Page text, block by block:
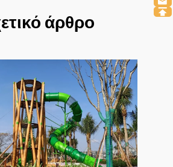
άρθρο